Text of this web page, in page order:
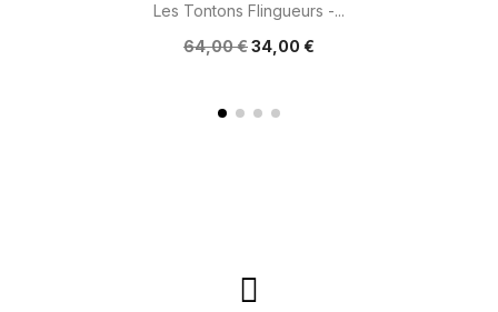
Les Tontons Flingueurs -...
64,00 €34,00 €